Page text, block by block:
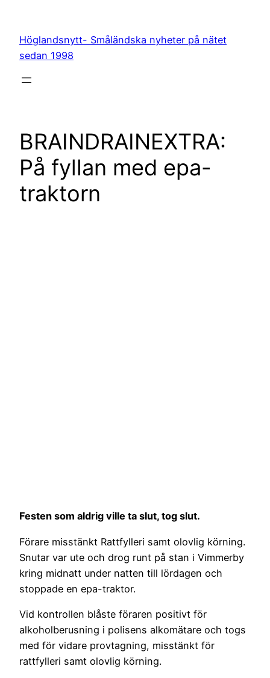
innehåll
Höglandsnytt- Småländska nyheter på nätet
sedan 1998
BRAINDRAINEXTRA:
På fyllan med epa-
traktorn
Festen som aldrig ville ta slut, tog slut.
Förare misstänkt Rattfylleri samt olovlig körning.
Snutar var ute och drog runt på stan i Vimmerby
kring midnatt under natten till lördagen och
stoppade en epa-traktor.
Vid kontrollen blåste föraren positivt för
alkoholberusning i polisens alkomätare och togs
med för vidare provtagning, misstänkt för
rattfylleri samt olovlig körning.